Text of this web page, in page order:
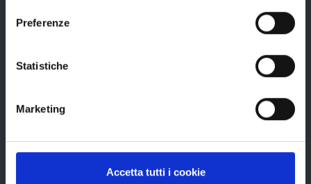
Preferenze
Statistiche
Marketing
Accetta tutti i cookie
Elezioni
Bandi e avvisi